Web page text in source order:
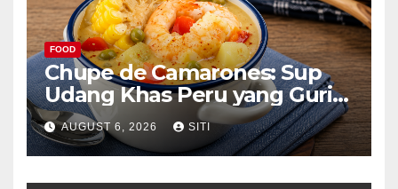
FOOD
Chupe de Camarones: Sup
Udang Khas Peru yang Gurih
Lezat
AUGUST 6, 2026 SITI